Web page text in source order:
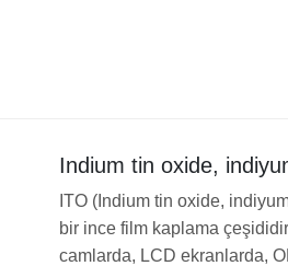
Indium tin oxide,
ITO (Indium tin oxide,
bir ince film kaplama
camlarda, LCD ekranlarda,